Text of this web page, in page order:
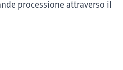
processione attraverso il